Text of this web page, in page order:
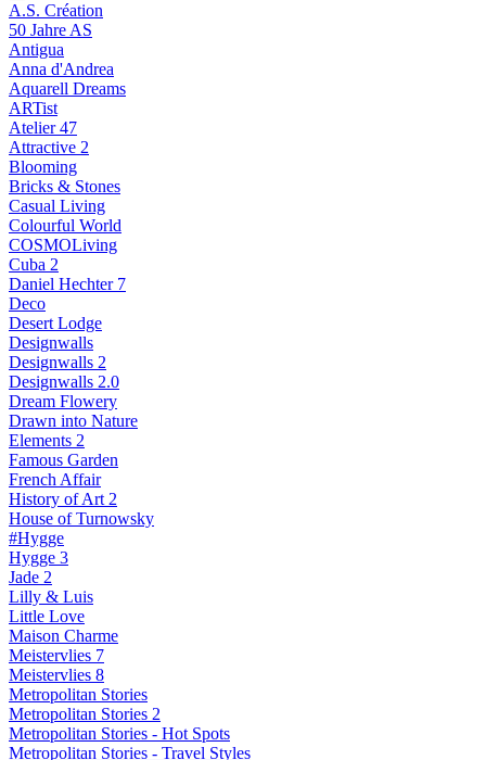
A.S. Création
50 Jahre AS
Antigua
Anna d'Andrea
Aquarell Dreams
ARTist
Atelier 47
Attractive 2
Blooming
Bricks & Stones
Casual Living
Colourful World
COSMOLiving
Cuba 2
Daniel Hechter 7
Deco
Desert Lodge
Designwalls
Designwalls 2
Designwalls 2.0
Dream Flowery
Drawn into Nature
Elements 2
Famous Garden
French Affair
History of Art 2
House of Turnowsky
#Hygge
Hygge 3
Jade 2
Lilly & Luis
Little Love
Maison Charme
Meistervlies 7
Meistervlies 8
Metropolitan Stories
Metropolitan Stories 2
Metropolitan Stories - Hot Spots
Metropolitan Stories - Travel Styles